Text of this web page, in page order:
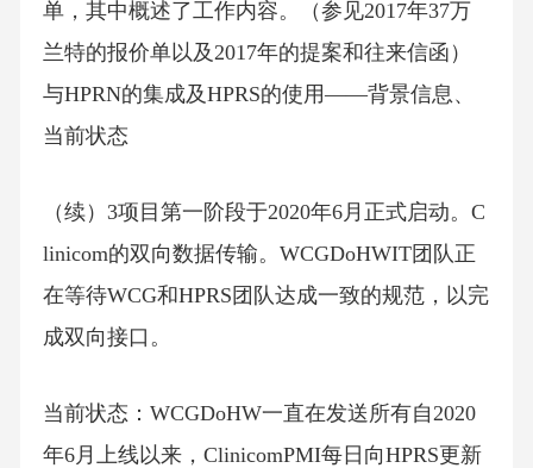
单，其中概述了工作内容。（参见2017年37万
兰特的报价单以及2017年的提案和往来信函）
与HPRN的集成及HPRS的使用——背景信息、
当前状态
（续）3项目第一阶段于2020年6月正式启动。C
linicom的双向数据传输。WCGDoHWIT团队正
在等待WCG和HPRS团队达成一致的规范，以完
成双向接口。
当前状态：WCGDoHW一直在发送所有自2020
年6月上线以来，ClinicomPMI每日向HPRS更新